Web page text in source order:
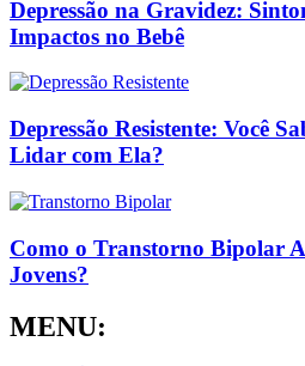
Depressão na Gravidez:
Impactos no Bebê
Depressão Resistente: Você
Lidar com Ela?
Como o Transtorno Bipolar
Jovens?
MENU: